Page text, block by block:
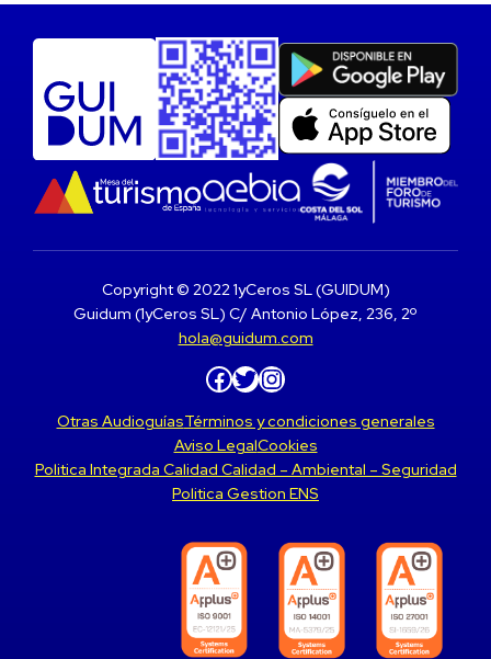
Copyright © 2022 1yCeros SL (GUIDUM)
Guidum (1yCeros SL) C/ Antonio López, 236, 2º
hola@guidum.com
Facebook Twitter Instagram
Otras AudioguíasTérminos y condiciones generales
Aviso LegalCookies
Politica Integrada Calidad Calidad – Ambiental – Seguridad
Politica Gestion ENS